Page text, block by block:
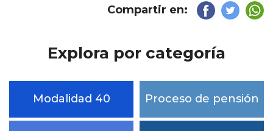
Compartir en:
Explora por categoría
Modalidad 40 Proceso de pensión